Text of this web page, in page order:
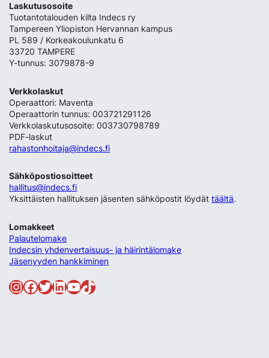
Laskutusosoite
Tuotantotalouden kilta Indecs ry
Tampereen Yliopiston Hervannan kampus
PL 589 / Korkeakoulunkatu 6
33720 TAMPERE
Y-tunnus: 3079878-9
Verkkolaskut
Operaattori: Maventa
Operaattorin tunnus: 003721291126
Verkkolaskutusosoite: 003730798789
PDF-laskut
rahastonhoitaja@indecs.fi
Sähköpostiosoitteet
hallitus@indecs.fi
Yksittäisten hallituksen jäsenten sähköpostit löydättäältä.
Lomakkeet
Palautelomake
Indecsin yhdenvertaisuus- ja häirintälomake
Jäsenyyden hankkiminen
InstagramFacebook Twitter LinkedIn YouTube TikTok